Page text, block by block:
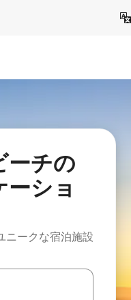
ーチの
ショ
ニークな宿泊施設
印キーを使って移動する